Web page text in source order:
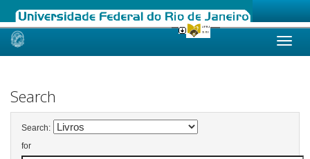
Skip
Search
Search:
for